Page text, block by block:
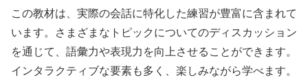
この教材は、実際の会話に特化した練習が豊富に含まれて
います。さまざまなトピックについてのディスカッション
を通じて、語彙力や表現力を向上させることができます。
インタラクティブな要素も多く、楽しみながら学べます。